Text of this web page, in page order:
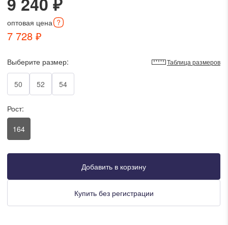
в WhatsApp
в Telegram
в Max
колл-центра:
- 15:00
оптовая цена
7 728 ₽
Выберите размер: Таблица размеров
50 52 54
Рост:
164
Добавить в корзину
Купить без регистрации